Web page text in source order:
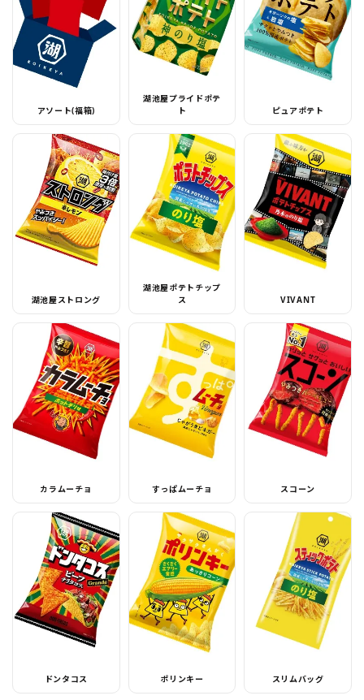
アソート(福箱)
湖池屋プライドポテ
ト
ピュアポテト
湖池屋ストロング
湖池屋ポテトチップ
ス
VIVANT
カラムーチョ すっぱムーチョ スコーン
ドンタコス ポリンキー スリムバッグ